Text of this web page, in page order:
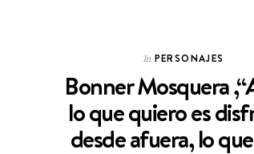
In PERSONAJES
Bonner Mosquera
lo que quiero es
desde afuera, lo